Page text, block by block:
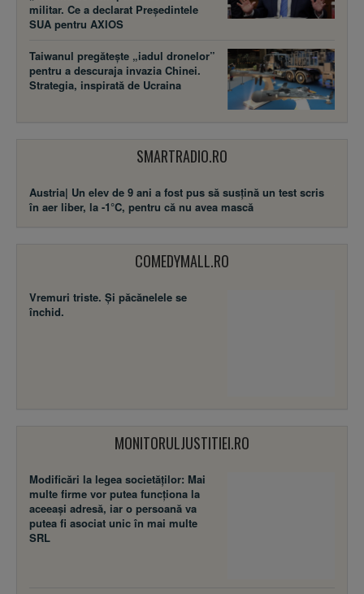
militar. Ce a declarat Președintele
SUA pentru AXIOS
Taiwanul pregătește „iadul dronelor”
pentru a descuraja invazia Chinei.
Strategia, inspirată de Ucraina
SMARTRADIO.RO
Austria| Un elev de 9 ani a fost pus să susţină un test scris
în aer liber, la -1°C, pentru că nu avea mască
COMEDYMALL.RO
Vremuri triste. Şi păcănelele se
închid.
MONITORULJUSTITIEI.RO
Modificări la legea societăţilor: Mai
multe firme vor putea funcţiona la
aceeaşi adresă, iar o persoană va
putea fi asociat unic în mai multe
SRL